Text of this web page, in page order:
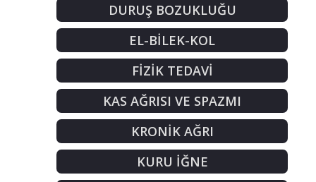
DURUŞ BOZUKLUĞU
EL-BİLEK-KOL
FİZİK TEDAVİ
KAS AĞRISI VE SPAZMI
KRONİK AĞRI
KURU İĞNE